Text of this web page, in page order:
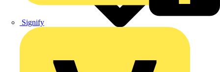
Signify